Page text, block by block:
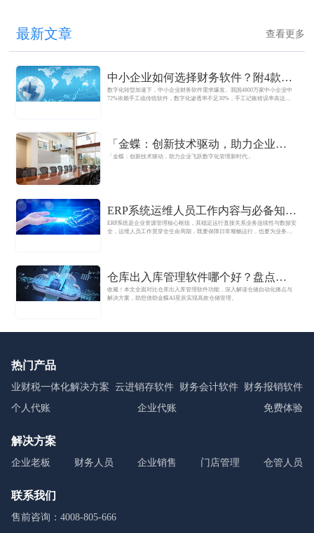
最新文章 查看更多
中小企业如何选择财务软件？附4款软
件深度测评
数字化转型加速下，中小企业财务软件需求爆发。我国4800万家中小企业中
72%依赖手工或传统软件，数字化渗透率不足30%，手工记账错误率高达
「金蝶：创新技术驱动，助力企业飞
跃数字化管理新时代」
「金蝶：创新技术驱动，助力企业飞跃数字化管理新时代」
ERP系统运维人员工作内容与必备知识
解析
ERP系统是企业资源管理核心枢纽，其稳定运行直接关系业务连续性与数据安
全，运维人员工作贯穿全生命周期，既要保障日常顺畅运行，也要为业务优
仓库出入库管理软件哪个好？盘点金
蝶AI星辰核心功能与选型指南
收藏！本文全面对比仓库出入库管理软件功能，深入解读仓储自动化痛点与
解决方案，助您借助金蝶AI星辰实现高效仓储管理。
热门产品
业财税一体化解决方案 云进销存软件 财务会计软件 财务报销软件
个人代账
企业代账 免费体验
解决方案
企业老板 财务人员 企业销售 门店管理 仓管人员
联系我们
售前咨询：4008-805-666